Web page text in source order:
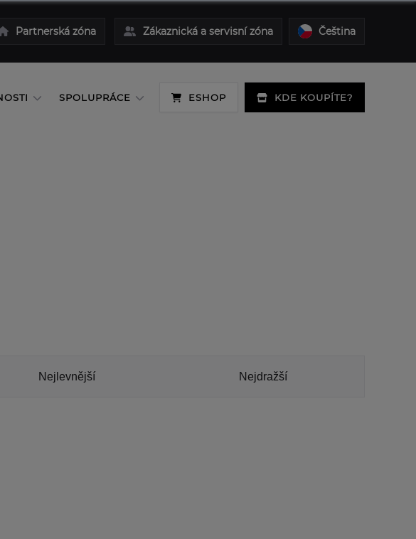
Partnerská zóna Zákaznická a servisní zóna Čeština
SPOLUPRÁCE ESHOP KDE KOUPÍTE?
Nejlevnější Nejdražší